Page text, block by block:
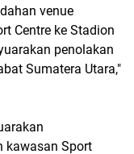
venue
Centre ke Stadion
penolakan
Sumatera Utara,"
kawasan Sport